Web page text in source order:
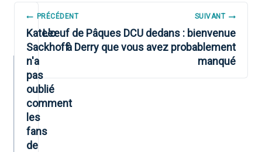
NAVIGATION
DE
L’ARTICLE
PRÉCÉDENT
Katee
Sackhoff
n'a
pas
oublié
comment
les
fans
de
SUIVANT
L'œuf de Pâques DCU dedans : bienvenue
à Derry que vous avez probablement
manqué